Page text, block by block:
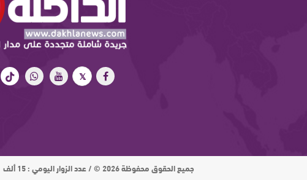
جميع الحقوق محفوظة 2026 © / عدد الزوار اليومي : 15 ألف